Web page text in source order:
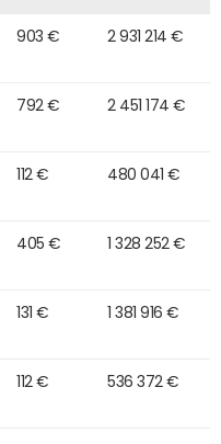
903 € 2 931 214 €
792 € 2 451 174 €
112 € 480 041 €
405 € 1 328 252 €
131 € 1 381 916 €
112 € 536 372 €